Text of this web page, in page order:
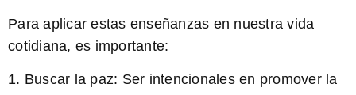
Para aplicar estas enseñanzas en nuestra vida
cotidiana, es importante:
1. Buscar la paz: Ser intencionales en promover la